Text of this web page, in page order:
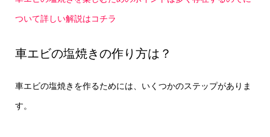
ついて詳しい解説はコチラ
車エビの塩焼きの作り方は？
車エビの塩焼きを作るためには、いくつかのステップがありま
す。